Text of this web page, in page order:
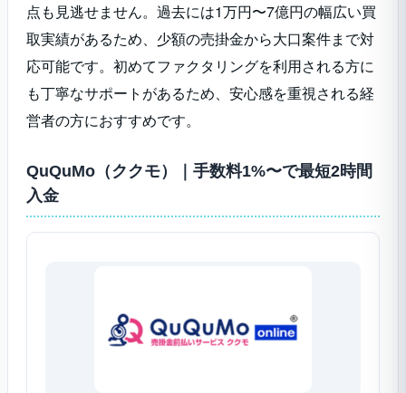
点も見逃せません。過去には1万円〜7億円の幅広い買
取実績があるため、少額の売掛金から大口案件まで対
応可能です。初めてファクタリングを利用される方に
も丁寧なサポートがあるため、安心感を重視される経
営者の方におすすめです。
QuQuMo（ククモ）｜手数料1%〜で最短2時間
入金